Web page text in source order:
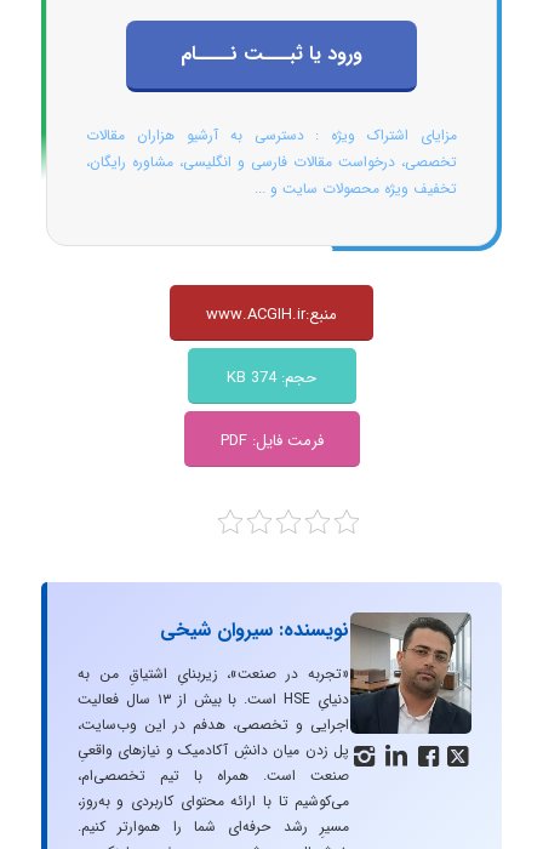
ورود یا ثبـــت نــــام
مزایای اشتراک ویژه : دسترسی به آرشیو هزاران مقالات
تخصصی، درخواست مقالات فارسی و انگلیسی، مشاوره رایگان،
تخفیف ویژه محصولات سایت و ...
منبع:www.ACGIH.ir
حجم: 374 KB
فرمت فایل: PDF
   
نویسنده: سیروان شیخی
«تجربه در صنعت»، زیربنایِ اشتیاقِ من به
دنیایِ HSE است. با بیش از ۱۳ سال فعالیت
اجرایی و تخصصی، هدفم در این وب‌سایت،
پل زدن میان دانشِ آکادمیک و نیازهای واقعیِ
صنعت است. همراه با تیم تخصصی‌ام،
می‌کوشیم تا با ارائه محتوای کاربردی و به‌روز،
مسیرِ رشد حرفه‌ای شما را هموارتر کنیم.